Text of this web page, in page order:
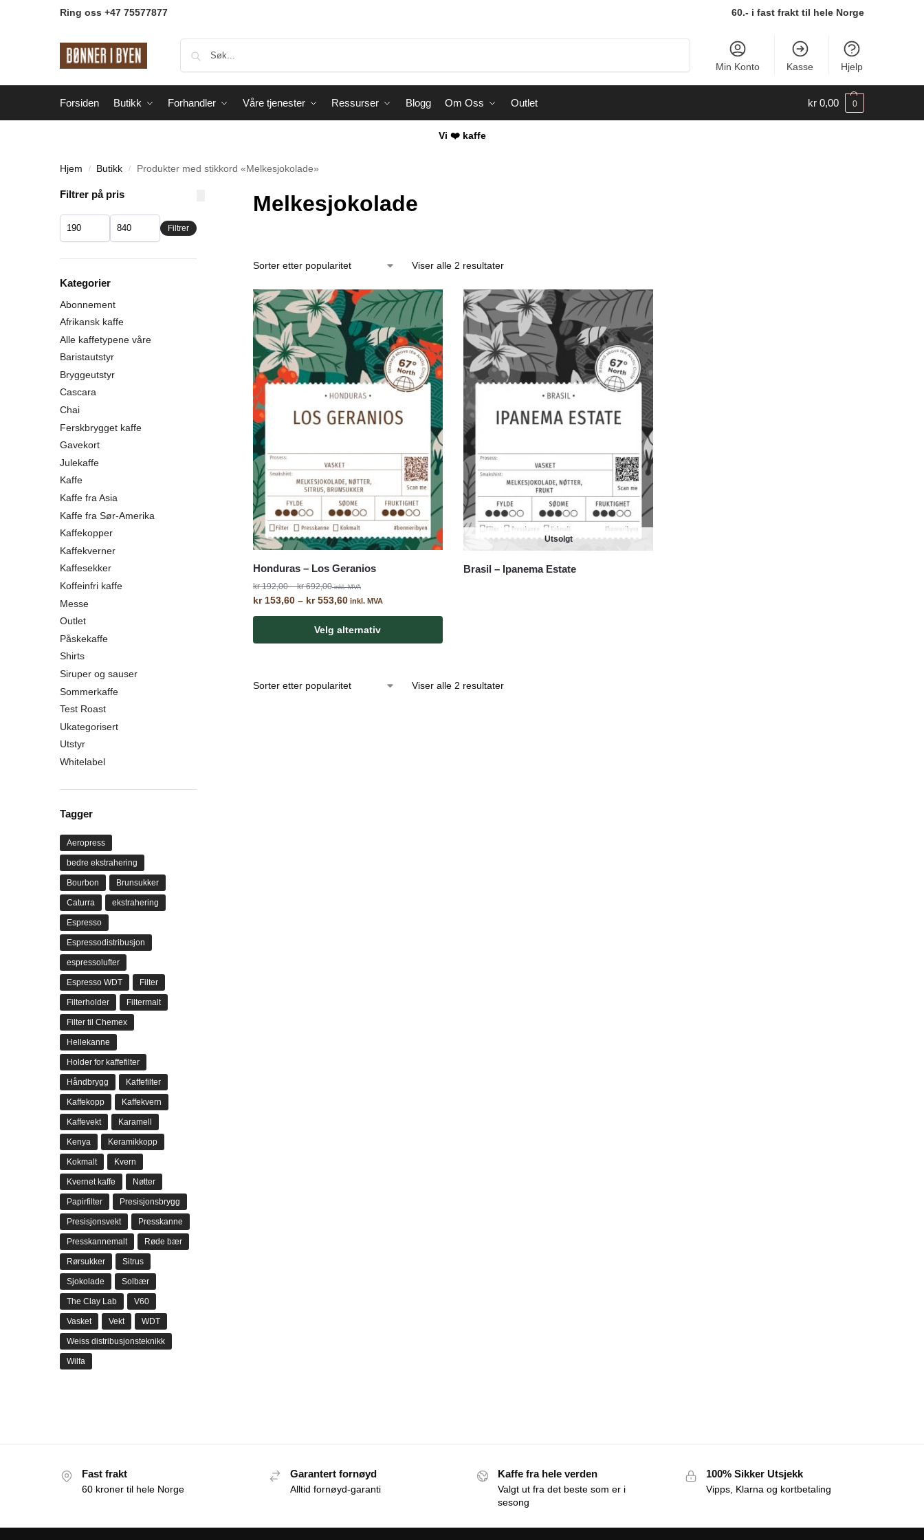
Ring oss +47 75577877 60.- i fast frakt til hele Norge
Min Konto Kasse Hjelp
Forsiden Butikk Forhandler Våre tjenester Ressurser Blogg Om Oss Outlet kr 0,00 0
Vi ❤️ kaffe
Hjem / Butikk / Produkter med stikkord «Melkesjokolade»
Melkesjokolade
Viser alle 2 resultater
Honduras – Los Geranios
kr192,00 – kr692,00inkl. MVA
kr153,60 – kr553,60inkl. MVA
Velg alternativ
Utsolgt
Brasil – Ipanema Estate
Viser alle 2 resultater
Filtrer på pris
Filtrer
Kategorier
Abonnement
Afrikansk kaffe
Alle kaffetypene våre
Baristautstyr
Bryggeutstyr
Cascara
Chai
Ferskbrygget kaffe
Gavekort
Julekaffe
Kaffe
Kaffe fra Asia
Kaffe fra Sør-Amerika
Kaffekopper
Kaffekverner
Kaffesekker
Koffeinfri kaffe
Messe
Outlet
Påskekaffe
Shirts
Siruper og sauser
Sommerkaffe
Test Roast
Ukategorisert
Utstyr
Whitelabel
Tagger
Aeropress
bedre ekstrahering
Bourbon Brunsukker
Caturra ekstrahering
Espresso
Espressodistribusjon
espressolufter
Espresso WDT Filter
Filterholder Filtermalt
Filter til Chemex
Hellekanne
Holder for kaffefilter
Håndbrygg Kaffefilter
Kaffekopp Kaffekvern
Kaffevekt Karamell
Kenya Keramikkopp
Kokmalt Kvern
Kvernet kaffe Nøtter
Papirfilter Presisjonsbrygg
Presisjonsvekt Presskanne
Presskannemalt Røde bær
Rørsukker Sitrus
Sjokolade Solbær
The Clay Lab V60
Vasket Vekt WDT
Weiss distribusjonsteknikk
Wilfa
Fast frakt
60 kroner til hele Norge
Garantert fornøyd
Alltid fornøyd-garanti
Kaffe fra hele verden
Valgt ut fra det beste som er i
sesong
100% Sikker Utsjekk
Vipps, Klarna og kortbetaling